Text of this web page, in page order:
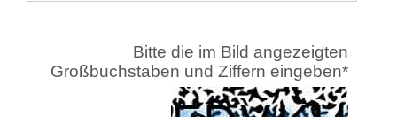
Bitte die im Bild angezeigten
Großbuchstaben und Ziffern eingeben*